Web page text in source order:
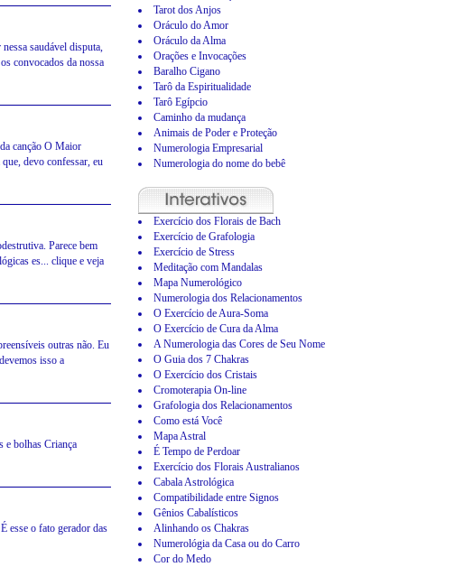
saudável disputa,
convocados da nossa
canção O Maior
devo confessar, eu
Parece bem
es... clique e veja
outras não. Eu
isso a
e bolhas Criança
esse o fato gerador das
Tarot dos Anjos
Oráculo do Amor
Oráculo da Alma
Orações e Invocações
Baralho Cigano
Tarô da Espiritualidade
Tarô Egípcio
Caminho da mudança
Animais de Poder e Proteção
Numerologia Empresarial
Numerologia do nome do bebê
Exercício dos Florais de Bach
Exercício de Grafologia
Exercício de Stress
Meditação com Mandalas
Mapa Numerológico
Numerologia dos Relacionamentos
O Exercício de Aura-Soma
O Exercício de Cura da Alma
A Numerologia das Cores de Seu Nome
O Guia dos 7 Chakras
O Exercício dos Cristais
Cromoterapia On-line
Grafologia dos Relacionamentos
Como está Você
Mapa Astral
É Tempo de Perdoar
Exercício dos Florais Australianos
Cabala Astrológica
Compatibilidade entre Signos
Gênios Cabalísticos
Alinhando os Chakras
Numerológia da Casa ou do Carro
Cor do Medo